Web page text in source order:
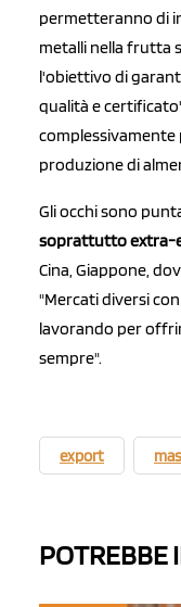
permetteranno di
metalli nella frutta
l'obiettivo di
qualità e
produzione di
Gli occhi sono
soprattutto extra-
Cina, Giappone,
"Mercati diversi
lavorando per
sempre".
export
POTREBBE